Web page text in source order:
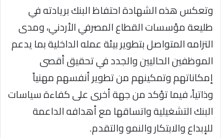
وتعكس هذه الشهادة احتفاظ البنك بريادته في
طليعة مؤسسات القطاع المصرفي الأردني، ومدى
التزامه المتواصل بتطوير بيئة عمله الداخلية بما يدعم
الموظفين الحاليين والجدد في تحقيق أقصى
إمكاناتهم وتمكينهم من تطوير أنفسهم مهنياً
وذاتياً، فيما تؤكد من جهة أخرى على كفاءة سياسات
البنك التشغيلية واتساقها مع أهدافه الداعمة
للإبداع والابتكار والنمو والتقدم.